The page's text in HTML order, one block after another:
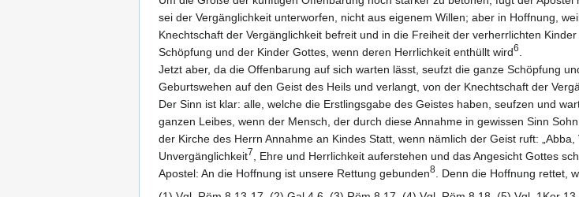
sei der Vergänglichkeit unterworfen, nicht aus eigenem Willen; aber in Hoffnung,
Knechtschaft der Vergänglichkeit befreit und in die Freiheit der verherrlichten
Schöpfung und der Kinder Gottes, wenn deren Herrlichkeit enthüllt wird6
Jetzt aber, da die Offenbarung auf sich warten lässt, seufzt die ganze Schöpfung
Geburtswehen auf den Geist des Heils und verlangt, von der Knechtschaft der
Der Sinn ist klar: alle, welche die Erstlingsgabe des Geistes haben, seufzen und
ganzen Leibes, wenn der Mensch, der durch diese Annahme in gewissen Sinn
der Kirche des Herrn Annahme an Kindes Statt, wenn nämlich der Geist ruft:
Unvergänglichkeit7
, Ehre und Herrlichkeit auferstehen und das Angesicht Gottes
Apostel: An die Hoffnung ist unsere Rettung gebunden8 . Denn die Hoffnung rettet,